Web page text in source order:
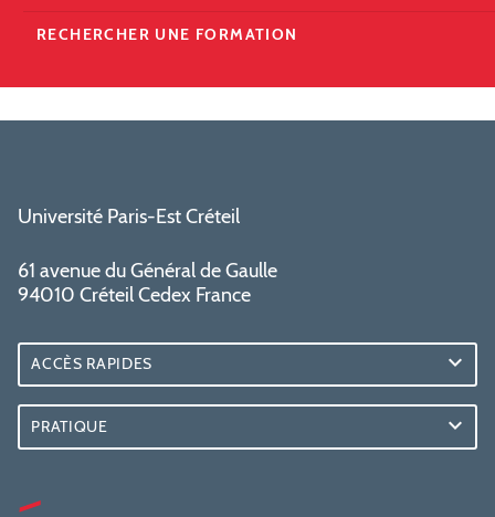
RECHERCHER UNE FORMATION
Université Paris-Est Créteil
61 avenue du Général de Gaulle
94010 Créteil Cedex France
ACCÈS RAPIDES
PRATIQUE